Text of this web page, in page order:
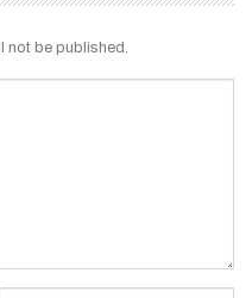
not be published.